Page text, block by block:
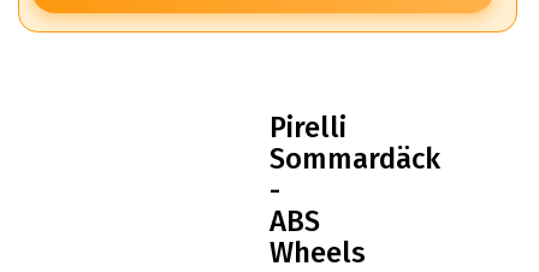
Pirelli
Sommardäck
-
ABS
Wheels